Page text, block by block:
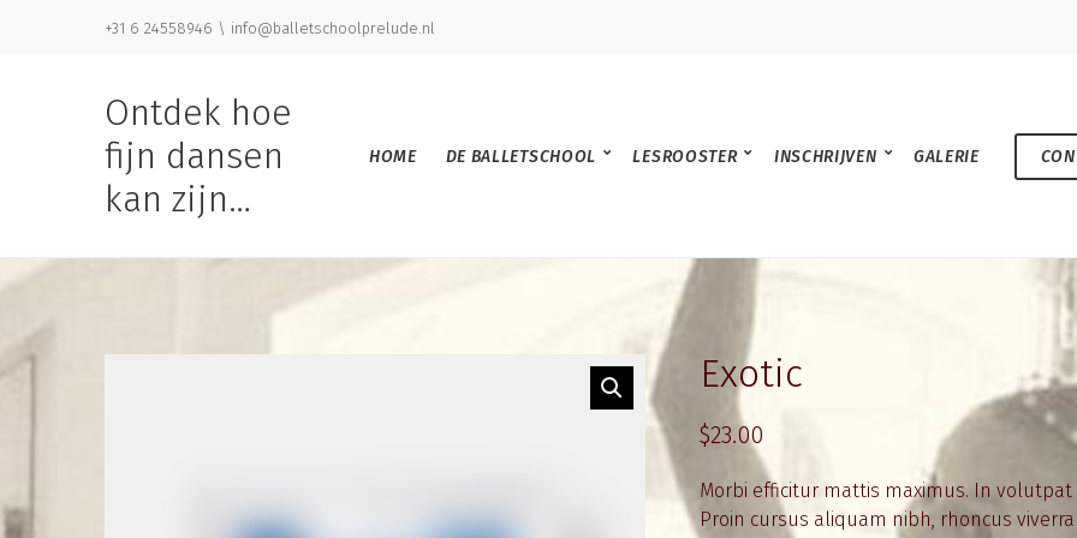
+31 6 24558946 \ info@balletschoolprelude.nl
Ontdek hoe
fijn dansen
kan zijn…
HOME DE BALLETSCHOOL LESROOSTER INSCHRIJVEN GALERIE
Exotic
$23.00
Morbi efficitur mattis maximus. In
Proin cursus aliquam nibh, rhoncus